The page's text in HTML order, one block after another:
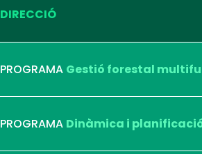
DIRECCIÓ
PROGRAMA Gestió forestal
PROGRAMA Dinàmica i